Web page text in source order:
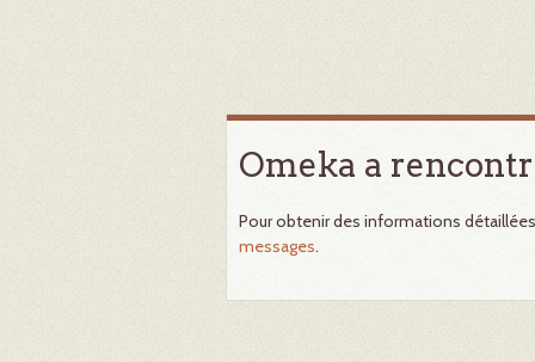
Omeka a
Pour obtenir des informations
messages.